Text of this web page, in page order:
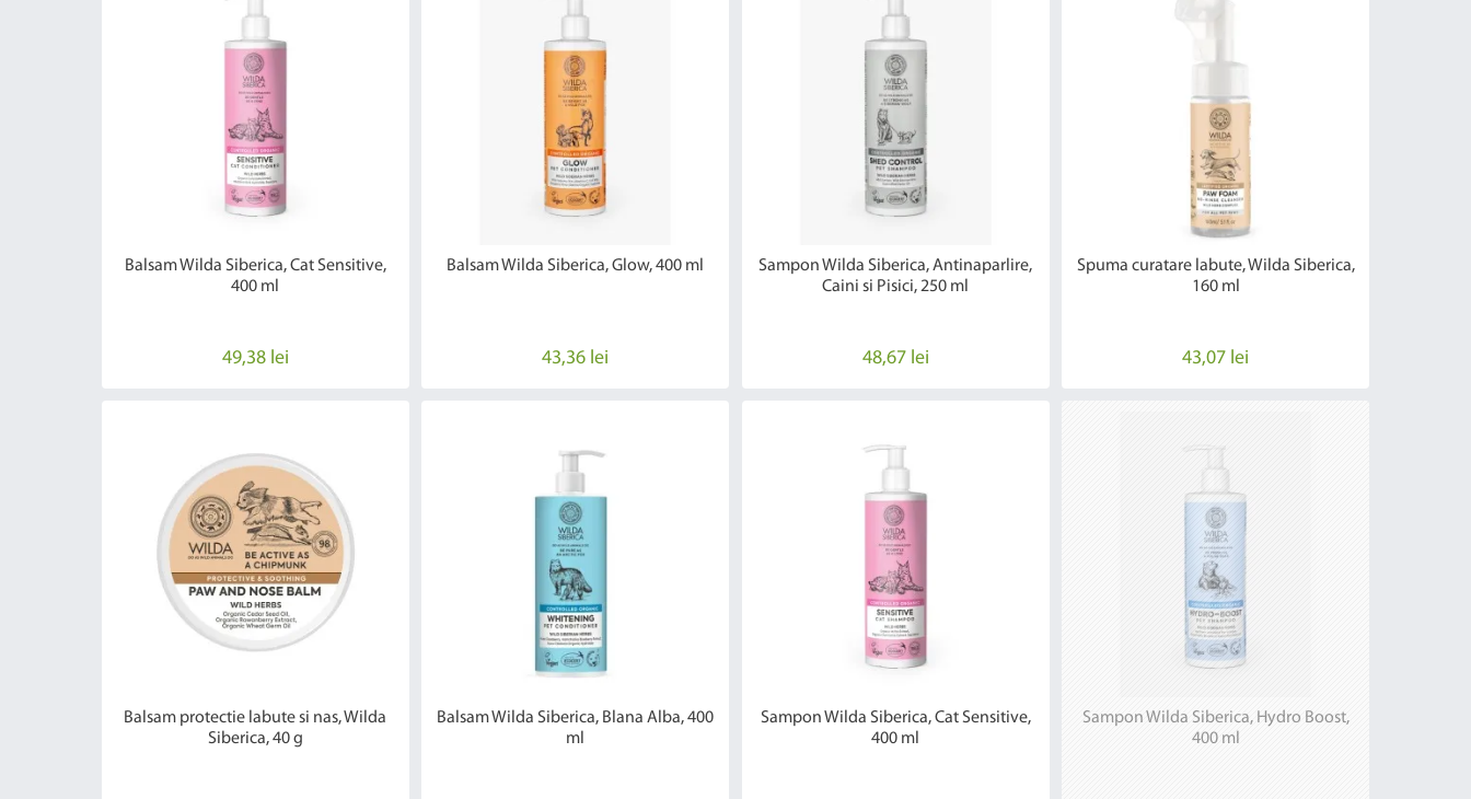
Balsam Wilda Siberica, Cat Sensitive,
400 ml
49,38 lei
Balsam Wilda Siberica, Glow, 400 ml
43,36 lei
Sampon Wilda Siberica, Antinaparlire,
Caini si Pisici, 250 ml
48,67 lei
Spuma curatare labute, Wilda Siberica,
160 ml
43,07 lei
Balsam protectie labute si nas, Wilda
Siberica, 40 g
Balsam Wilda Siberica, Blana Alba, 400
ml
Sampon Wilda Siberica, Cat Sensitive,
400 ml
Sampon Wilda Siberica, Hydro Boost,
400 ml